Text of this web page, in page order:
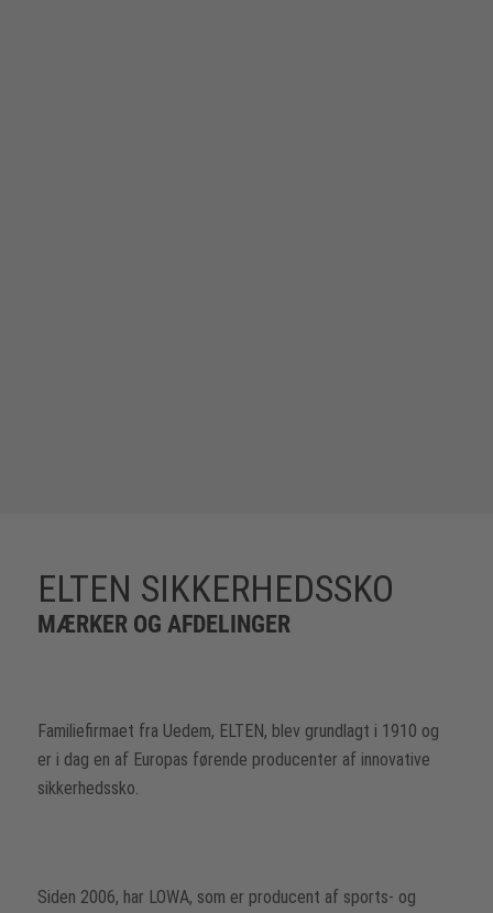
ELTEN SIKKERHEDSSKO
MÆRKER OG AFDELINGER
Familiefirmaet fra Uedem, ELTEN, blev grundlagt i 1910 og
er i dag en af Europas førende producenter af innovative
sikkerhedssko.
Siden 2006, har LOWA, som er producent af sports- og